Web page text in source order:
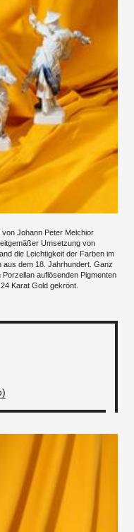
Johann Peter Melchior
Umsetzung von
die Leichtigkeit der Farben im
aus dem 18. Jahrhundert. Ganz
auflösenden Pigmenten
Karat Gold gekrönt.